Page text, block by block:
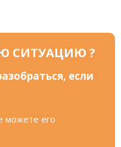
СИТУАЦИЮ ?
если
можете его